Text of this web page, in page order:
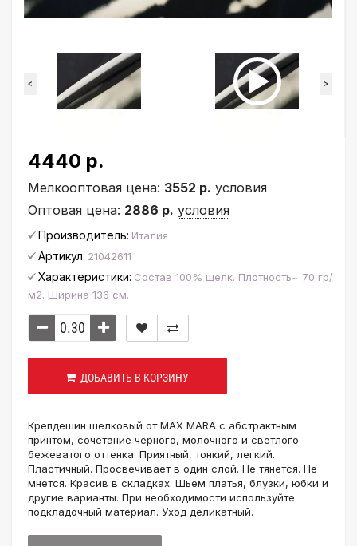
< >
4440 р.
Мелкооптовая цена: 3552 р. условия
Оптовая цена: 2886 р. условия
Производитель: Италия
Артикул: 21042611
Характеристики: Состав 100% шелк. Плотность~ 70 гр/
м2. Ширина 136 см.
ДОБАВИТЬ В КОРЗИНУ
Крепдешин шелковый от MAX MARA с абстрактным
принтом, сочетание чёрного, молочного и светлого
бежеватого оттенка. Приятный, тонкий, легкий.
Пластичный. Просвечивает в один слой. Не тянется. Не
мнется. Красив в складках. Шьем платья, блузки, юбки и
другие варианты. При необходимости используйте
подкладочный материал. Уход деликатный.